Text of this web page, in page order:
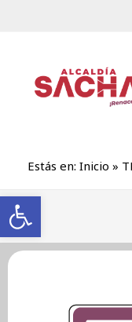
Abrir barra de
Estás en: Inicio »